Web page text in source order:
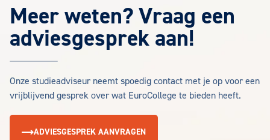
Meer weten? Vraag een
adviesgesprek aan!
Onze studieadviseur neemt spoedig contact met je op voor een
vrijblijvend gesprek over wat EuroCollege te bieden heeft.
ADVIESGESPREK AANVRAGEN